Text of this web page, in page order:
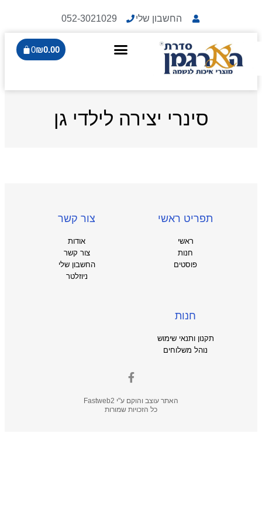
החשבון שלי 052-3021029
₪0.00
0
סינרי יצירה לילדי גן
תפריט ראשי
ראשי
חנות
פוסטים
צור קשר
אודות
צור קשר
החשבון שלי
ניוזלטר
חנות
תקנון ותנאי שימוש
נוהל משלוחים
האתר עוצב והוקם ע"י Fastweb2
כל הזכויות שמורות